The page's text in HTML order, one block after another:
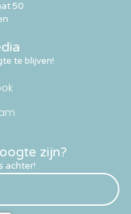
zijn?
achter!
te blijven!
50